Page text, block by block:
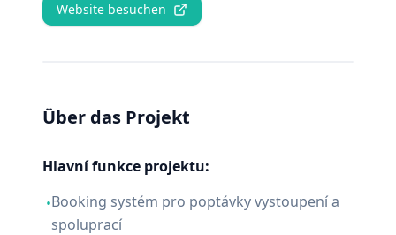
Website besuchen
Über das Projekt
Hlavní funkce projektu:
•Booking systém pro poptávky vystoupení a
spoluprací